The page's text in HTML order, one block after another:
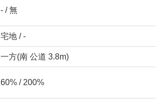
- / 無
宅地 / -
一方(南 公道 3.8m)
60% / 200%